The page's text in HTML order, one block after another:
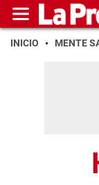
INICIO MENTE